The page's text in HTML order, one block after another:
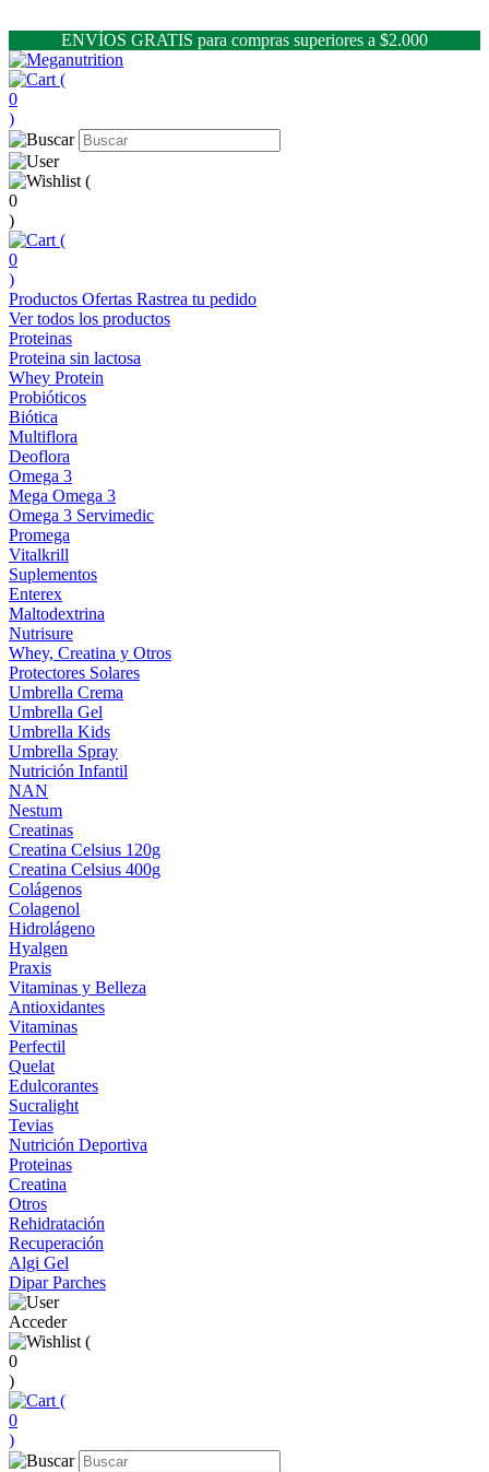
ENVÍOS GRATIS para compras superiores a $2.000
(
0
)
(
0
)
(
0
)
Productos Ofertas Rastrea tu pedido
Ver todos los productos
Proteinas
Proteina sin lactosa
Whey Protein
Probióticos
Biótica
Multiflora
Deoflora
Omega 3
Mega Omega 3
Omega 3 Servimedic
Promega
Vitalkrill
Suplementos
Enterex
Maltodextrina
Nutrisure
Whey, Creatina y Otros
Protectores Solares
Umbrella Crema
Umbrella Gel
Umbrella Kids
Umbrella Spray
Nutrición Infantil
NAN
Nestum
Creatinas
Creatina Celsius 120g
Creatina Celsius 400g
Colágenos
Colagenol
Hidrolágeno
Hyalgen
Praxis
Vitaminas y Belleza
Antioxidantes
Vitaminas
Perfectil
Quelat
Edulcorantes
Sucralight
Tevias
Nutrición Deportiva
Proteinas
Creatina
Otros
Rehidratación
Recuperación
Algi Gel
Dipar Parches
Acceder
(
0
)
(
0
)